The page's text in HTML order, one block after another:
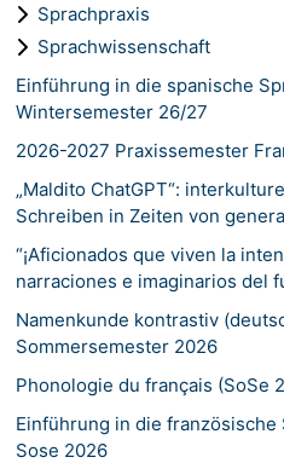
Sprachpraxis
Sprachwissenschaft
Einführung in die spanische
Wintersemester 26/27
2026-2027 Praxissemester
„Maldito ChatGPT“:
Schreiben in Zeiten von
“¡Aficionados que viven la
narraciones e imaginarios del
Namenkunde kontrastiv
Sommersemester 2026
Phonologie du français (SoSe
Einführung in die
Sose 2026